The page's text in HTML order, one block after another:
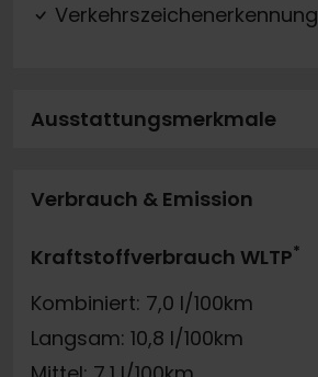
Verkehrszeichenerkennung
Ausstattungsmerkmale
Verbrauch & Emission
Kraftstoffverbrauch WLTP*
Kombiniert: 7,0 l/100km
Langsam: 10,8 l/100km